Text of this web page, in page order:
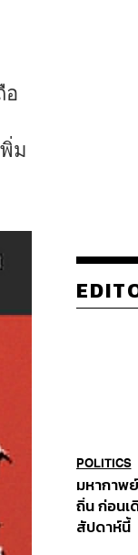
อ
ม
POLITICS
มหากาพ
ถิ่น ก่อนเ
สัปดาห์นี้